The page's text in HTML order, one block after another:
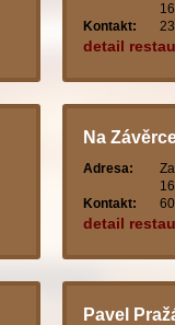
Kontakt:
detail
Na
Adresa:
Kontakt:
detail
Pavel